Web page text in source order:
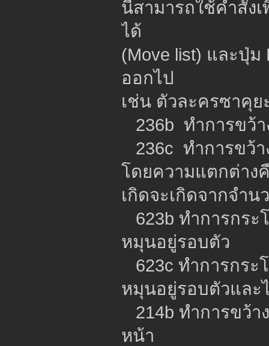
นี้สามารถใช้คำสั่ง
ได้
(Move list) และปุ่
ออกไป
เช่น ตัวละครซาคุย
236b ทำการขว้า
236c ทำการขว้า
โดยความแตกต่าง
เกิดจะเกิดจากจำ
623b ทำการกระ
หมุนอยู่รอบตัว
623c ทำการกระ
หมุนอยู่รอบตัวและ
214b ทำการขว้า
หน้า